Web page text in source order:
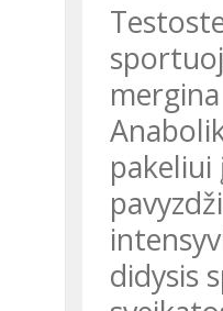
Testosterono ir į hormonus panašių medžiagų vartoja ir
Anabolikų vartojimas griežtai draudžiamas didžiajame sporte, bet
didysis